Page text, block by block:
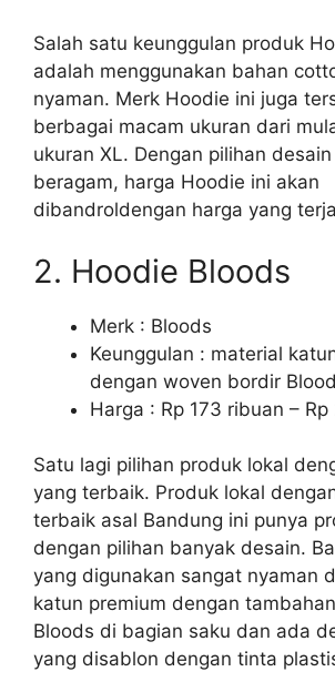
Salah satu keunggulan produk
adalah menggunakan bahan
nyaman. Merk Hoodie ini juga
berbagai macam ukuran dari
ukuran XL. Dengan pilihan
beragam, harga Hoodie ini akan
dibandroldengan harga yang
2. Hoodie Bloods
Merk : Bloods
Keunggulan : material
dengan woven bordir
Harga : Rp 173 ribuan –
Satu lagi pilihan produk lokal
yang terbaik. Produk lokal
terbaik asal Bandung ini punya
dengan pilihan banyak desain.
yang digunakan sangat nyaman
katun premium dengan
Bloods di bagian saku dan ada
yang disablon dengan tinta